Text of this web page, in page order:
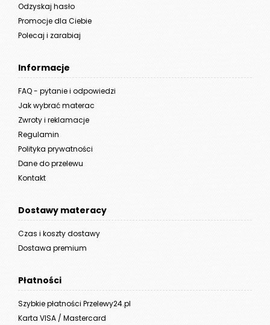
Odzyskaj hasło
Promocje dla Ciebie
Polecaj i zarabiaj
Informacje
FAQ - pytanie i odpowiedzi
Jak wybrać materac
Zwroty i reklamacje
Regulamin
Polityka prywatności
Dane do przelewu
Kontakt
Dostawy materacy
Czas i koszty dostawy
Dostawa premium
Płatności
Szybkie płatności Przelewy24.pl
Karta VISA / Mastercard